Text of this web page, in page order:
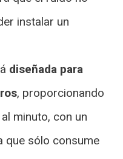
instalar un
diseñada para
, proporcionando
minuto, con un
que sólo consume